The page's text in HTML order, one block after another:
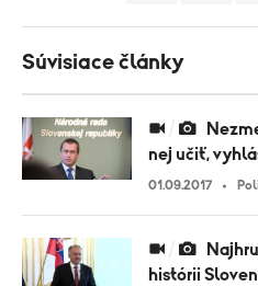
Súvisiace články
nej učiť,
01.09.2017
histórii